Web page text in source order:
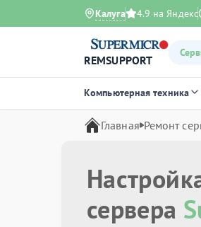
Калуга 4.9 на Яндекс
REMSUPPORT
Компьютерная техника
Главная Ремонт
сервера